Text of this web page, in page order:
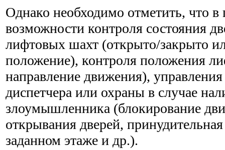
Однако необходимо отметить, что в
возможности контроля состояния
лифтовых шахт (открыто/закрыто
положение), контроля положения
направление движения),
диспетчера или охраны в случае
злоумышленника (блокирование
открывания дверей,
заданном этаже и др.).